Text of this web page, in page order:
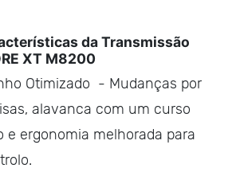
da Transmissão
XT M8200
Otimizado - Mudanças por
alavanca com um curso
e ergonomia melhorada para